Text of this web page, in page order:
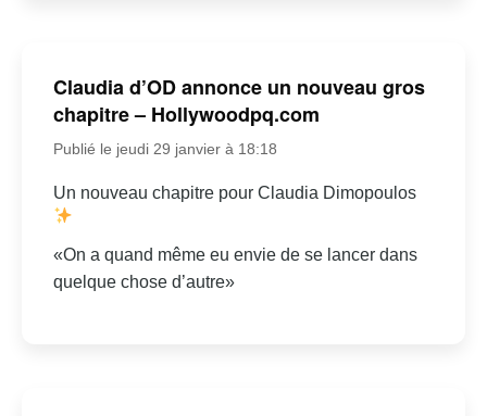
Claudia d’OD annonce un nouveau gros
chapitre – Hollywoodpq.com
Publié le jeudi 29 janvier à 18:18
Un nouveau chapitre pour Claudia Dimopoulos
«On a quand même eu envie de se lancer dans
quelque chose d’autre»